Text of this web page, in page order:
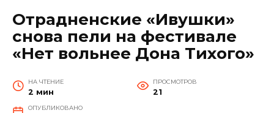
Отрадненские «Ивушки»
снова пели на фестивале
«Нет вольнее Дона Тихого»
НА ЧТЕНИЕ
2 мин
ПРОСМОТРОВ
21
ОПУБЛИКОВАНО